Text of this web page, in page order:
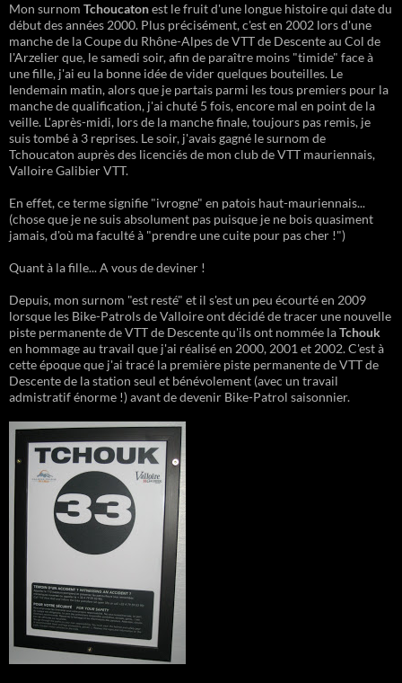
Mon surnom Tchoucatonest le fruit d'une longue histoire qui date du
début des années 2000. Plus précisément, c'est en 2002 lors d'une
manche de la Coupe du Rhône-Alpes de VTT de Descente au Col de
l'Arzelier que, le samedi soir, afin de paraître moins "timide" face à
une fille, j'ai eu la bonne idée de vider quelques bouteilles. Le
lendemain matin, alors que je partais parmi les tous premiers pour la
manche de qualification, j'ai chuté 5 fois, encore mal en point de la
veille. L'après-midi, lors de la manche finale, toujours pas remis, je
suis tombé à 3 reprises. Le soir, j'avais gagné le surnom de
Tchoucaton auprès des licenciés de mon club de VTT mauriennais,
Valloire Galibier VTT.
En effet, ce terme signifie "ivrogne" en patois haut-mauriennais...
(chose que je ne suis absolument pas puisque je ne bois quasiment
jamais, d'où ma faculté à "prendre une cuite pour pas cher !")
Quant à la fille... A vous de deviner !
Depuis, mon surnom "est resté" et il s'est un peu écourté en 2009
lorsque les Bike-Patrols de Valloire ont décidé de tracer une nouvelle
piste permanente de VTT de Descente qu'ils ont nommée laTchouk
en hommage au travail que j'ai réalisé en 2000, 2001 et 2002. C'est à
cette époque que j'ai tracé la première piste permanente de VTT de
Descente de la station seul et bénévolement (avec un travail
admistratif énorme !) avant de devenir Bike-Patrol saisonnier.